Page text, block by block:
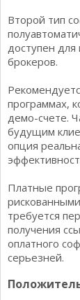
Второй тип
доступен для
брокеров.
программах,
демо-счете.
будущим
опция
Платные
требуется
получения
оплатного
серьезней.